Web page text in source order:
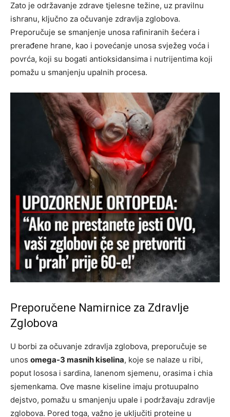
Zato je održavanje zdrave tjelesne težine, uz pravilnu
ishranu, ključno za očuvanje zdravlja zglobova.
Preporučuje se smanjenje unosa rafiniranih šećera i
prerađene hrane, kao i povećanje unosa svježeg voća i
povrća, koji su bogati antioksidansima i nutrijentima koji
pomažu u smanjenju upalnih procesa.
Preporučene Namirnice za Zdravlje
Zglobova
U borbi za očuvanje zdravlja zglobova, preporučuje se
unos omega-3 masnih kiselina, koje se nalaze u ribi,
poput lososa i sardina, lanenom sjemenu, orasima i chia
sjemenkama. Ove masne kiseline imaju protuupalno
dejstvo, pomažu u smanjenju upale i podržavaju zdravlje
zglobova. Pored toga, važno je uključiti proteine u